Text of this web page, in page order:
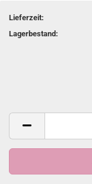
Lieferzeit:
Lagerbestand: